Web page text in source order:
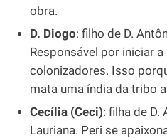
obra.
D. Diogo: filho de D.
Responsável por iniciar
colonizadores. Isso
mata uma índia da tribo
Cecília (Ceci): filha de D.
Lauriana. Peri se